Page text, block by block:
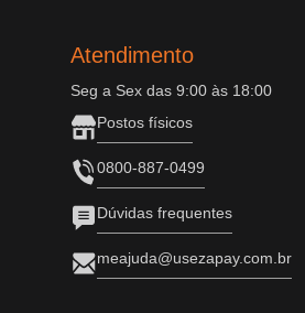
Atendimento
Seg a Sex das 9:00 às 18:00
Postos físicos
0800-887-0499
Dúvidas frequentes
meajuda@usezapay.com.br